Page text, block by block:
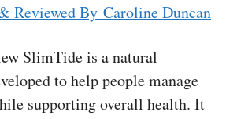
Reviewed By Caroline Duncan
SlimTide is a natural
to help people manage
supporting overall health. It